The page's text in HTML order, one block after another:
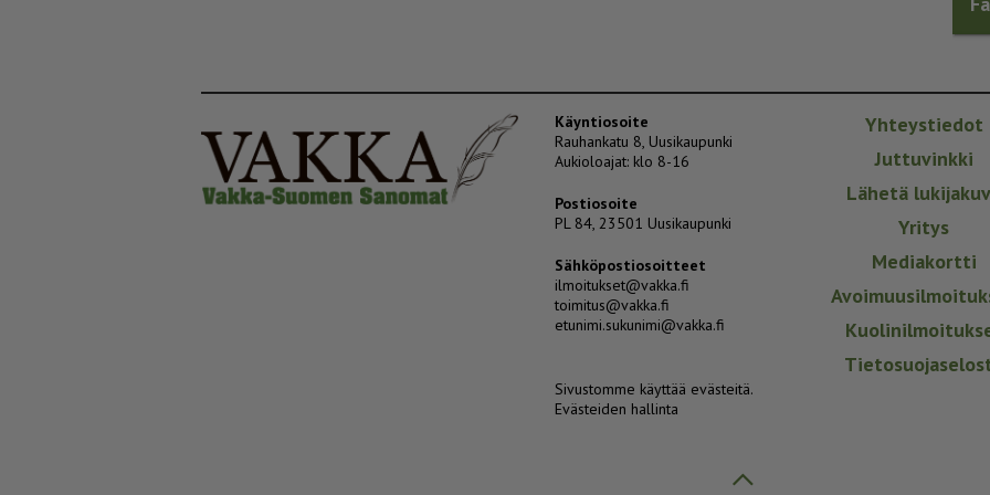
Käyntiosoite
Rauhankatu 8, Uusikaupunki
Aukioloajat: klo 8-16
Postiosoite
PL 84, 23501 Uusikaupunki
Sähköpostiosoitteet
ilmoitukset@vakka.fi
toimitus@vakka.fi
etunimi.sukunimi@vakka.fi
Sivustomme käyttää evästeitä.
Evästeiden hallinta
Yhteystiedot
Juttuvinkki
Lähetä
Yritys
Mediakortti